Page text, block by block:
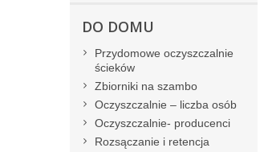
DO DOMU
Przydomowe oczyszczalnie
ścieków
Zbiorniki na szambo
Oczyszczalnie – liczba osób
Oczyszczalnie- producenci
Rozsączanie i retencja